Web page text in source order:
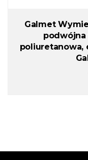
Galmet
podwójna
poliuretanowa,